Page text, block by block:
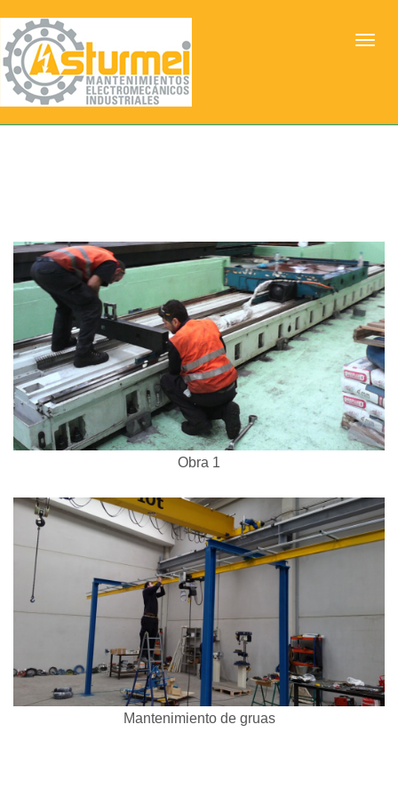
Obra 1
Mantenimiento de gruas